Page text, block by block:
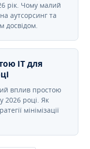
рік. Чому малий
аутсорсинг та
досвідом.
IT для
вплив простою
2026 році. Як
мінімізації